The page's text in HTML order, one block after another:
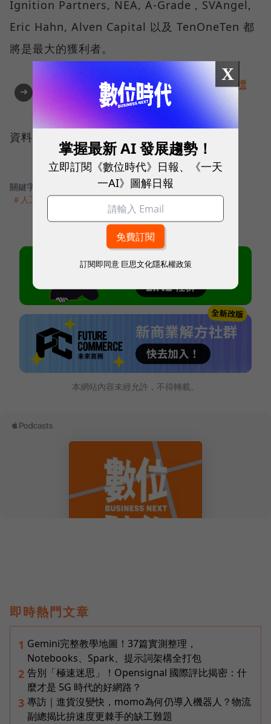
Ignition Partners, NEA, A-Grade , SVAngel,
Eric Hahn, Alven Capital 以及 TenOneTen 都
將是最大的獲利者。
➜
AI提升效率，永續決定未來！全球永續指標
企業認證☀️100 MVP等你角逐雙獎榮譽
資料來源:
關鍵字： ＃Facebook ＃百度 ＃API
＃人工智慧 ＃Siri ＃創新創業
本網站內容未經允許，不得轉載。
即時熱門文章
1 Gemini完整教學地圖！37篇實測整理，
Notebooks、Spark、提示詞架構全打包
2 告別「極速迷思」！Opensignal 國際評比揭密：什
麼才是 5G 時代的好網路？
3 專訪｜進貨沒變快，momo為何仍導入機器人？物流
副總揭比拚速度更棘手的缺工難題
X
掌握最新 AI 發展趨勢！
立即訂閱《數位時代》日報、《一天
一AI》圖解日報
訂閱即同意 巨思文化隱私權政策